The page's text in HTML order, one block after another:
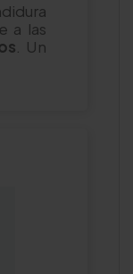
a las
. Un